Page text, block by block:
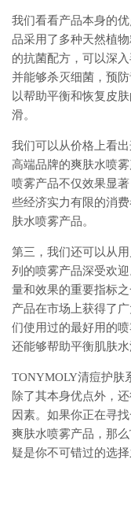
我们看看产品本身的
品采用了多种天然植
的抗菌配方，可以深
并能够杀灭细菌，预
以帮助平衡和恢复皮
滑。
我们可以从价格上看
高端品牌的爽肤水喷
喷雾产品不仅效果显
些经济实力有限的消
肤水喷雾产品。
第三，我们还可以从
列的喷雾产品深受欢
量和效果的重要指标
产品在市场上获得了
们使用过的最好用的
还能够帮助平衡肌肤
TONYMOLY清痘护肤
除了其本身优点外，
因素。如果你正在寻
爽肤水喷雾产品，那
疑是你不可错过的选择